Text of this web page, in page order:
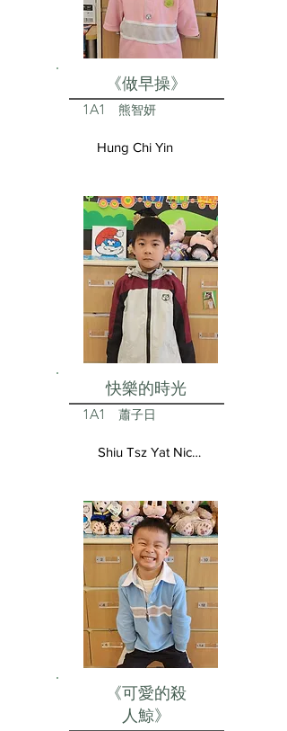
《做早操》
1A1 熊智妍
Hung Chi Yin
快樂的時光
1A1 蕭子日
Shiu Tsz Yat Nicolas
《可愛的殺
人鯨》